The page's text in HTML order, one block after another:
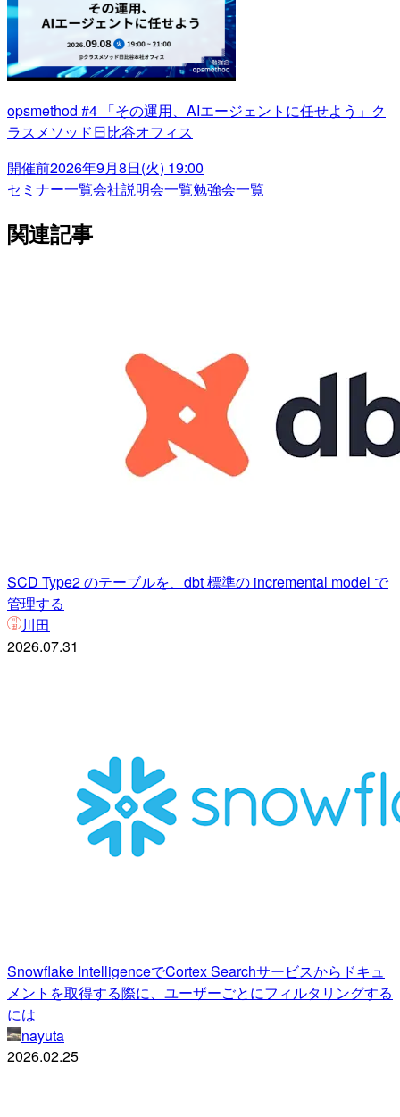
opsmethod #4 「その運用、AIエージェントに任せよう」ク
ラスメソッド日比谷オフィス
開催前2026年9月8日(火) 19:00
セミナー一覧会社説明会一覧勉強会一覧
関連記事
SCD Type2 のテーブルを、dbt 標準の incremental model で
管理する
川田
2026.07.31
Snowflake IntelligenceでCortex Searchサービスからドキュ
メントを取得する際に、ユーザーごとにフィルタリングする
には
nayuta
2026.02.25